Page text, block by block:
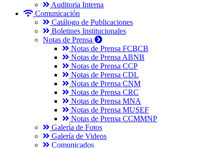
Auditoria Interna
Comunicación
Catálogo de Publicaciones
Boletines Institucionales
Notas de Prensa
Notas de Prensa FCBCB
Notas de Prensa ABNB
Notas de Prensa CCP
Notas de Prensa CDL
Notas de Prensa CNM
Notas de Prensa CRC
Notas de Prensa MNA
Notas de Prensa MUSEF
Notas de Prensa CCMMNP
Galería de Fotos
Galería de Videos
Comunicados